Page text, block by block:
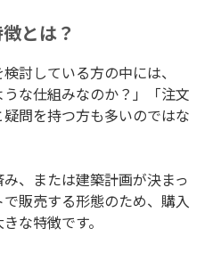
とは？
討している方の中には、
うな仕組みなのか？」「注文
問を持つ方も多いのではな
、または建築計画が決まっ
販売する形態のため、購入
な特徴です。